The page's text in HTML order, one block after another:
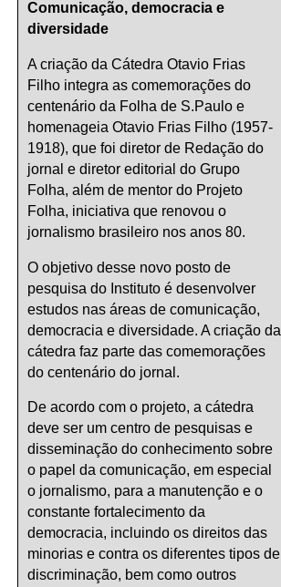
Comunicação, democracia e
diversidade
A criação da Cátedra Otavio Frias
Filho integra as comemorações do
centenário da Folha de S.Paulo e
homenageia Otavio Frias Filho (1957-
1918), que foi diretor de Redação do
jornal e diretor editorial do Grupo
Folha, além de mentor do Projeto
Folha, iniciativa que renovou o
jornalismo brasileiro nos anos 80.
O objetivo desse novo posto de
pesquisa do Instituto é desenvolver
estudos nas áreas de comunicação,
democracia e diversidade. A criação da
cátedra faz parte das comemorações
do centenário do jornal.
De acordo com o projeto, a cátedra
deve ser um centro de pesquisas e
disseminação do conhecimento sobre
o papel da comunicação, em especial
o jornalismo, para a manutenção e o
constante fortalecimento da
democracia, incluindo os direitos das
minorias e contra os diferentes tipos de
discriminação, bem como outros